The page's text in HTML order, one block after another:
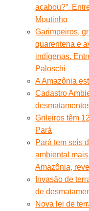
acabou?”.
Moutinho
Garimpeiros,
quarentena e
indígenas.
Paloschi
A Amazônia
Cadastro
Grileiros têm
Pará
Pará tem seis
ambiental
Amazônia,
Invasão de
de
Nova lei de